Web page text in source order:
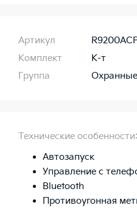
Артикул
Комплект
К-т
Группа
Технические особенности:
Автозапуск
Управление с
Bluetooth
Противоугонная